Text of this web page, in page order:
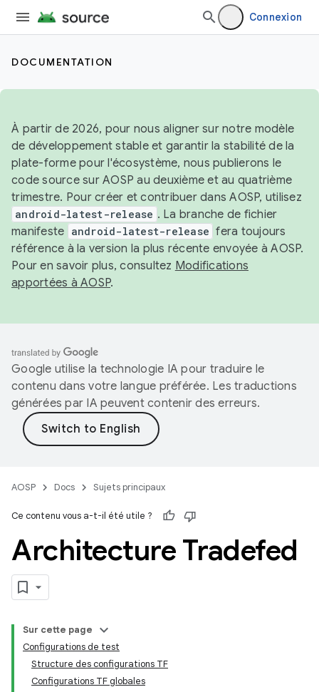
Connexion
DOCUMENTATION
À partir de 2026, pour nous aligner sur notre modèle
de développement stable et garantir la stabilité de la
plate-forme pour l'écosystème, nous publierons le
code source sur AOSP au deuxième et au quatrième
trimestre. Pour créer et contribuer dans AOSP, utilisez
android-latest-release . La branche de fichier
manifeste android-latest-release fera toujours
référence à la version la plus récente envoyée à AOSP.
Pour en savoir plus, consultez Modifications
apportées à AOSP.
Google utilise la technologie IA pour traduire le
contenu dans votre langue préférée. Les traductions
générées par IA peuvent contenir des erreurs.
AOSP Docs Sujets principaux
Ce contenu vous a-t-il été utile ?
Architecture Tradefed
Sur cette page
Configurations de test
Structure des configurations TF
Configurations TF globales